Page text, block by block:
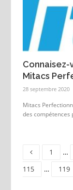
Mitacs
28 septembre 2020
Mitacs
des compétences
Page
1 …
115 … Page
119